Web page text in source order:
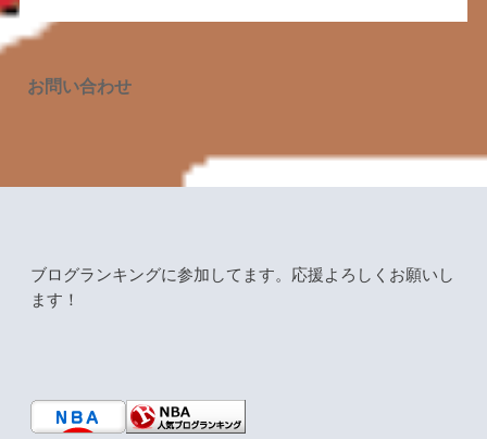
お問い合わせ
ブログランキングに参加してます。応援よろしくお願いし
ます！